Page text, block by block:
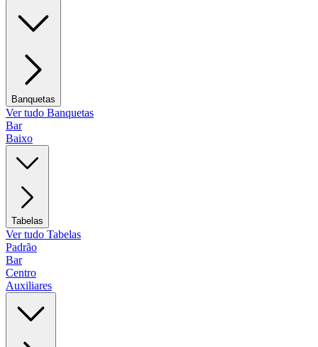
Banquetas
Ver tudo Banquetas
Bar
Baixo
Tabelas
Ver tudo Tabelas
Padrão
Bar
Centro
Auxiliares